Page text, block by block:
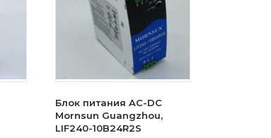
Блок питания AC-DC
Mornsun Guangzhou,
LIF240-10B24R2S